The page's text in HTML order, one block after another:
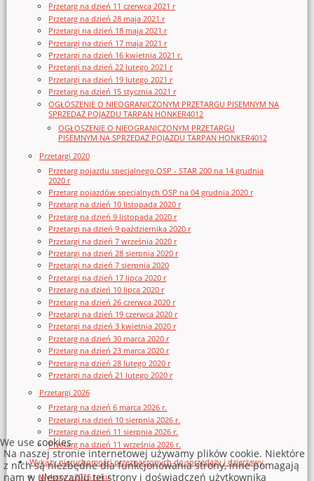
Przetarg na dzień 11 czerwca 2021 r
Przetarg na dzień 28 maja 2021 r
Przetargi na dzień 18 maja 2021 r
Przetargi na dzień 17 maja 2021 r
Przetargi na dzień 16 kwietnia 2021 r.
Przetargi na dzień 22 lutego 2021 r
Przetargi na dzień 19 lutego 2021 r
Przetarg na dzień 15 stycznia 2021 r
OGŁOSZENIE O NIEOGRANICZONYM PRZETARGU PISEMNYM NA
SPRZEDAŻ POJAZDU TARPAN HONKER4012
OGŁOSZENIE O NIEOGRANICZONYM PRZETARGU
PISEMNYM NA SPRZEDAŻ POJAZDU TARPAN HONKER4012
Przetargi 2020
Przetarg pojazdu specjalnego OSP - STAR 200 na 14 grudnia
2020 r
Przetarg pojazdów specjalnych OSP na 04 grudnia 2020 r
Przetarg na dzień 10 listopada 2020 r
Przetarg na dzień 9 listopada 2020 r
Przetargi na dzień 9 października 2020 r
Przetargi na dzień 7 września 2020 r
Przetargi na dzień 28 sierpnia 2020 r
Przetargi na dzień 7 sierpnia 2020
Przetargi na dzień 17 lipca 2020 r
Przetarg na dzień 10 lipca 2020 r
Przetarg na dzień 26 czerwca 2020 r
Przetargi na dzień 19 czerwca 2020 r
Przetargi na dzień 3 kwietnia 2020 r
Przetarg na dzień 30 marca 2020 r
Przetarg na dzień 23 marca 2020 r
Przetarg na dzień 28 lutego 2020 r
Przetargi na dzień 21 lutego 2020 r
Przetargi 2026
Przetarg na dzień 6 marca 2026 r.
Przetargi na dzień 10 sierpnia 2026 r.
Przetarg na dzień 11 sierpnia 2026 r.
Przetarg na dzień 11 września 2026 r.
Wykazy nieruchomości przeznaczonych do sprzedaży i dzierżawy
Wykazy z 2026 roku
We use cookies
Na naszej stronie internetowej używamy plików cookie. Niektóre
z nich są niezbędne dla funkcjonowania strony, inne pomagają
nam w ulepszaniu tej strony i doświadczeń użytkownika